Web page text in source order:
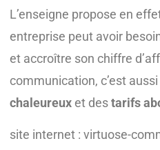
L’enseigne propose en
entreprise peut avoir
et accroître son chiffre
communication, c’est aussi
chaleureux et destarifs
site internet : virtuose-